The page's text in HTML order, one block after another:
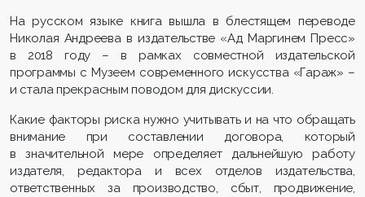
На русском языке книга вышла в блестящем переводе
Николая Андреева в издательстве «Ад Маргинем Пресс»
в 2018 году – в рамках совместной издательской
программы с Музеем современного искусства «Гараж» –
и стала прекрасным поводом для дискуссии.
Какие факторы риска нужно учитывать и на что обращать
внимание при составлении договора, который
в значительной мере определяет дальнейшую работу
издателя, редактора и всех отделов издательства,
ответственных за производство, сбыт, продвижение,